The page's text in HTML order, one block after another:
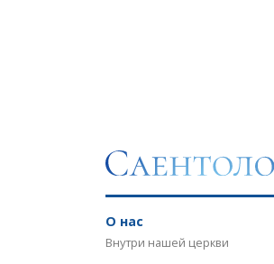
О нас
Внутри нашей церкви